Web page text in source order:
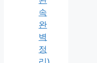
속
완
벽
정